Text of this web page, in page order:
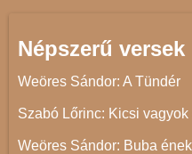
Népszerű versek
Weöres Sándor: A Tündér
Szabó Lőrinc: Kicsi vagyok
Weöres Sándor: Buba